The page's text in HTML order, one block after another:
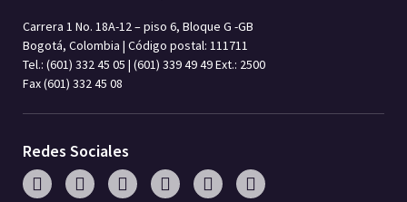
Carrera 1 No. 18A-12 – piso 6, Bloque G -GB
Bogotá, Colombia | Código postal: 111711
Tel.: (601) 332 45 05 | (601) 339 49 49 Ext.: 2500
Fax (601) 332 45 08
Redes Sociales